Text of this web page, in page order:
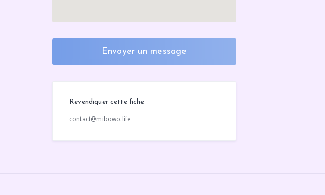
Envoyer un message
Revendiquer cette fiche
contact@mibowo.life